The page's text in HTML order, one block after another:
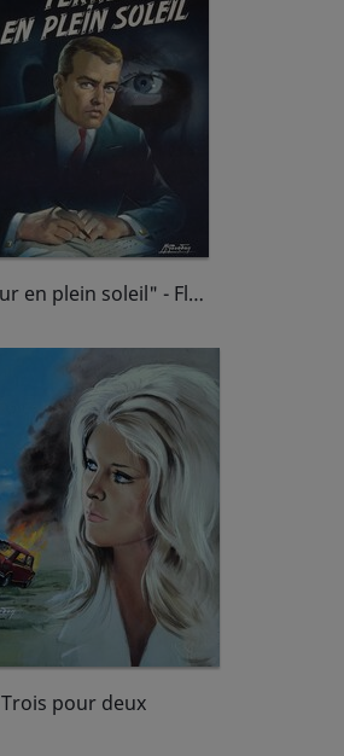
"Terreur en plein soleil" - Fleuve noir, Angoisse - Couverture
Trois pour deux